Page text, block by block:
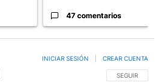
47 comentarios
SIGA ESTA
SEGUIR
INICIAR SESIÓN CREAR CUENTA